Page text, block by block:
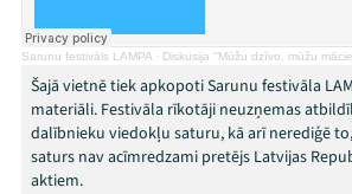
Viņi bija LAMPĀ
Jaunumi
Ziedo
Sarunu festivāls LAMPA · Diskusija "Mūžu dzīvo, mūžu
Šajā vietnē tiek apkopoti Sarunu festivāla
materiāli. Festivāla rīkotāji neuzņemas
dalībnieku viedokļu saturu, kā arī nerediģē
saturs nav acīmredzami pretējs Latvijas
aktiem.